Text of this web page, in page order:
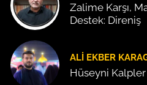
Zalime Karşı,
Destek: Direniş
ALI EKBER
Hüseyni